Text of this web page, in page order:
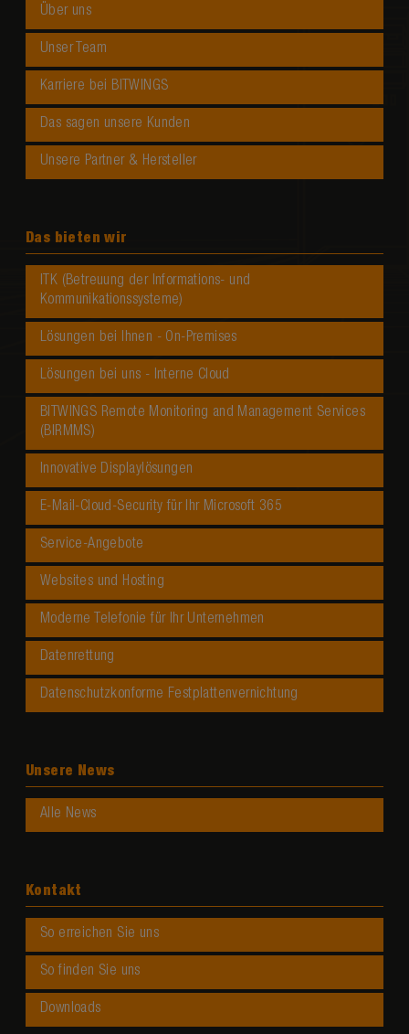
Über uns
Unser Team
Karriere bei BITWINGS
Das sagen unsere Kunden
Unsere Partner & Hersteller
Das bieten wir
ITK (Betreuung der Informations- und
Kommunikationssysteme)
Lösungen bei Ihnen - On-Premises
Lösungen bei uns - Interne Cloud
BITWINGS Remote Monitoring and Management Services
(BIRMMS)
Innovative Displaylösungen
E-Mail-Cloud-Security für Ihr Microsoft 365
Service-Angebote
Websites und Hosting
Moderne Telefonie für Ihr Unternehmen
Datenrettung
Datenschutzkonforme Festplattenvernichtung
Unsere News
Alle News
Kontakt
So erreichen Sie uns
So finden Sie uns
Downloads